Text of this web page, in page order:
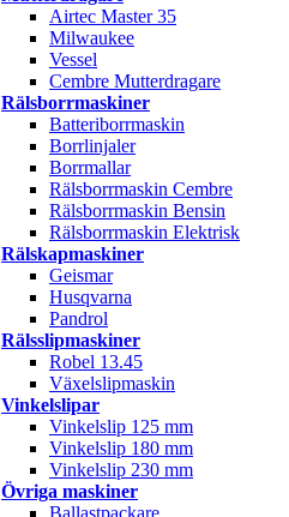
Airtec Master 35
Milwaukee
Vessel
Cembre Mutterdragare
Rälsborrmaskiner
Batteriborrmaskin
Borrlinjaler
Borrmallar
Rälsborrmaskin Cembre
Rälsborrmaskin Bensin
Rälsborrmaskin Elektrisk
Rälskapmaskiner
Geismar
Husqvarna
Pandrol
Rälsslipmaskiner
Robel 13.45
Växelslipmaskin
Vinkelslipar
Vinkelslip 125 mm
Vinkelslip 180 mm
Vinkelslip 230 mm
Övriga maskiner